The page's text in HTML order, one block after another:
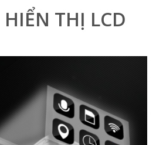
THỊ LCD